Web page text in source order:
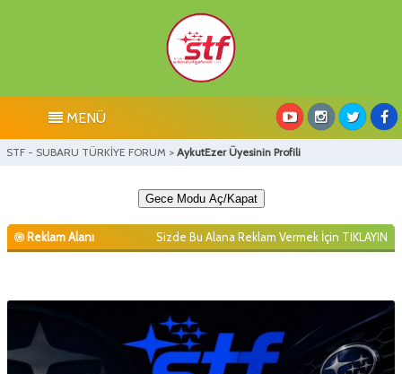
MENÜ
STF - SUBARU TÜRKİYE FORUM > AykutEzer Üyesinin Profili
Gece Modu Aç/Kapat
Reklam Alanı Sizde Bu Alana Reklam Vermek İçin TIKLAYIN